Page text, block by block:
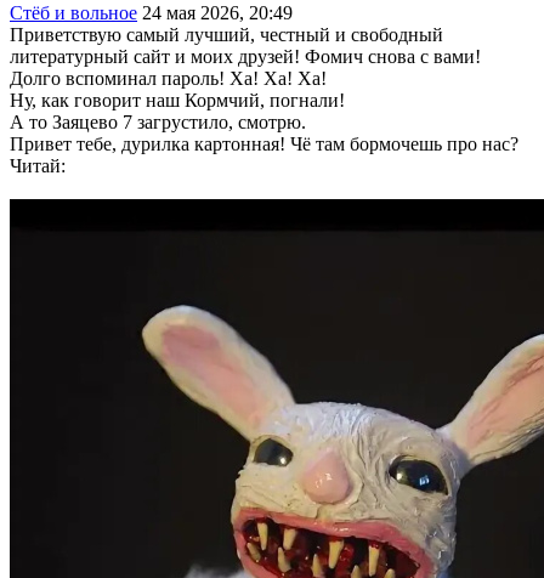
Стёб и вольное 24 мая 2026, 20:49
Приветствую самый лучший, честный и свободный
литературный сайт и моих друзей! Фомич снова с вами!
Долго вспоминал пароль! Ха! Ха! Ха!
Ну, как говорит наш Кормчий, погнали!
А то Заяцево 7 загрустило, смотрю.
Привет тебе, дурилка картонная! Чё там бормочешь про нас?
Читай: